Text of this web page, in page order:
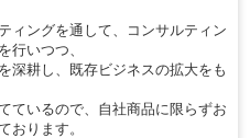
ィングを通して、コンサルティン
行いつつ、
深耕し、既存ビジネスの拡大をも
ているので、自社商品に限らずお
おります。